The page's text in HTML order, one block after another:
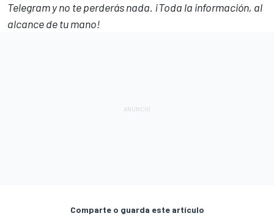
Telegramy no te perderás nada. ¡Toda la información, al
alcance de tu mano!
Comparte o guarda este artículo